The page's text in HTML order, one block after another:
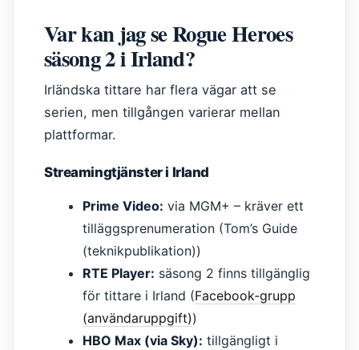
Var kan jag se Rogue Heroes
säsong 2 i Irland?
Irländska tittare har flera vägar att se
serien, men tillgången varierar mellan
plattformar.
Streamingtjänster i Irland
Prime Video: via MGM+ – kräver ett
tilläggsprenumeration (Tom’s Guide
(teknikpublikation))
RTE Player: säsong 2 finns tillgänglig
för tittare i Irland (Facebook‑grupp
(användaruppgift))
HBO Max (via Sky): tillgängligt i